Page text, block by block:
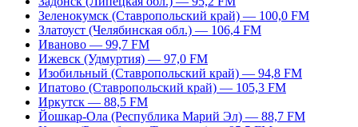
Зеленокумск (Ставропольский край) — 100,0 FM
Златоуст (Челябинская обл.) — 106,4 FM
Иваново — 99,7 FM
Ижевск (Удмуртия) — 97,0 FM
Изобильный (Ставропольский край) — 94,8 FM
Ипатово (Ставропольский край) — 105,3 FM
Иркутск — 88,5 FM
Йошкар-Ола (Республика Марий Эл) — 88,7 FM